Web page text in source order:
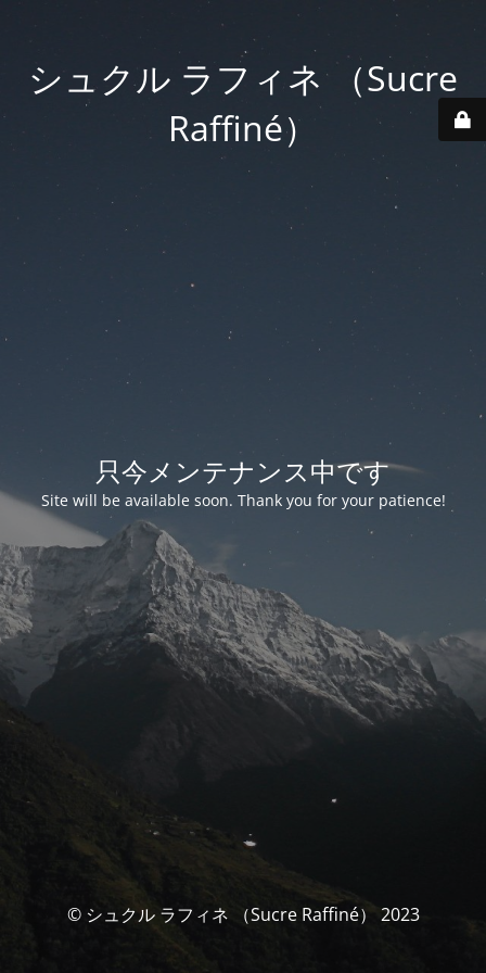
シュクル ラフィネ （Sucre
Raffiné）
只今メンテナンス中です
Site will be available soon. Thank you for your patience!
© シュクル ラフィネ （Sucre Raffiné） 2023